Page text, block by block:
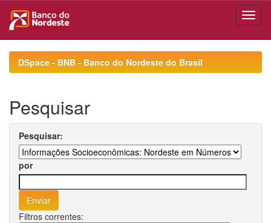
navigationDSpace - BNB - Banco do Nordeste do Brasil
Pesquisar
Pesquisar:
por
Filtros correntes: